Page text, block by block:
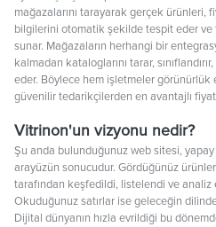
mağazalarını tarayarak gerçek ürünleri,
bilgilerini otomatik şekilde tespit eder ve
sunar. Mağazaların herhangi bir
kalmadan kataloglarını tarar,
eder. Böylece hem işletmeler görünürlük
güvenilir tedarikçilerden en avantajlı
Vitrinon'un vizyonu nedir?
Şu anda bulunduğunuz web sitesi,
arayüzün sonucudur. Gördüğünüz
tarafından keşfedildi, listelendi ve analiz
Okuduğunuz satırlar ise geleceğin
Dijital dünyanın hızla evrildiği bu